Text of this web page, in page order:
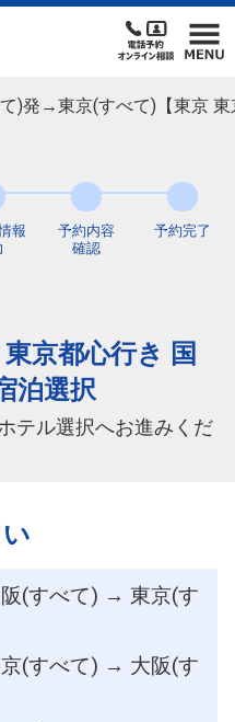
)発→東京(すべて)【東京
報
予約内容
確認
予約完了
京都心行き 国
泊選択
テル選択へお進みくだ
(すべて) → 東京(す
(すべて) → 大阪(す